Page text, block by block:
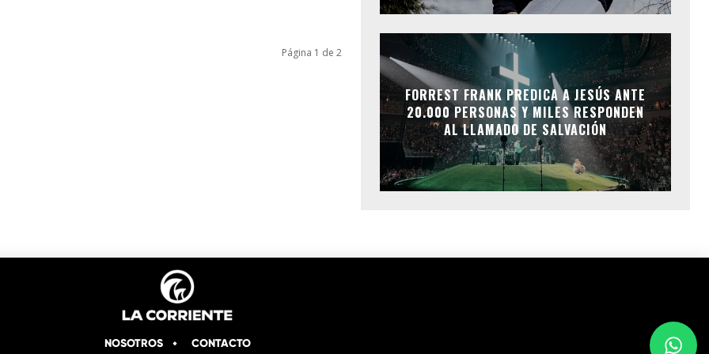
Página 1 de 2
FORREST FRANK PREDICA A JESÚS ANTE
20.000 PERSONAS Y MILES RESPONDEN
AL LLAMADO DE SALVACIÓN
NOSOTROS CONTACTO